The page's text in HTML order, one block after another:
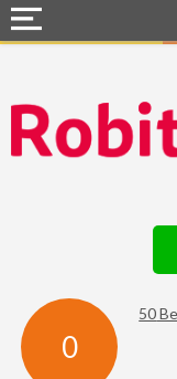
0
50
Webshops
Snel naar »
Assortiment
Contact